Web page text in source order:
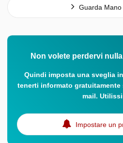
Guarda Mano
Non volete perdervi
Quindi imposta una sveglia
tenerti informato
mail.
Impostare un